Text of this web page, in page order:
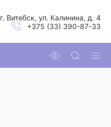
г. Витебск, ул. Калинина, д. 4
+375 (33) 390-87-33